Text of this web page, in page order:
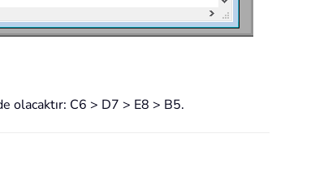
olacaktır: C6 > D7 > E8 > B5.